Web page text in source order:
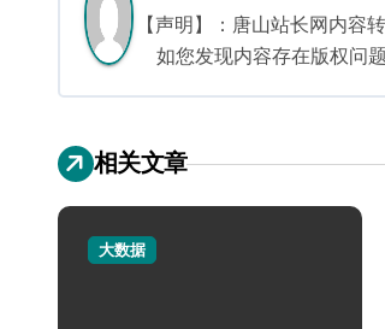
航
【声明】：唐山站长网内容
如您发现内容存在版权问
相关文章
大数据